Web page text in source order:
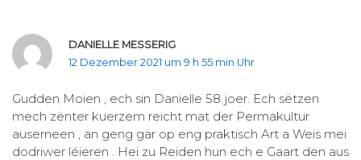
DANIELLE MESSERIG
12 Dezember 2021 um 9 h 55 min Uhr
Gudden Moien , ech sin Danielle 58 joer. Ech sëtzen
mech zënter kuerzem reicht mat der Permakultur
auserneen , an geng gär op eng praktisch Art a Weis mei
dodriwer léieren . Hei zu Reiden hun ech e Gaart den aus